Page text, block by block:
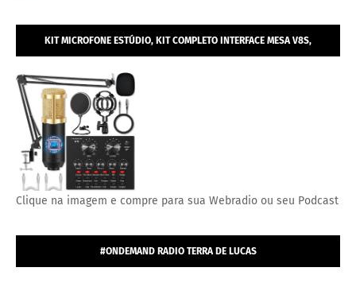
KIT MICROFONE ESTÚDIO, KIT COMPLETO INTERFACE MESA V8S,
MICROFONE ESTÚDIO PROFISSIONAL CONDENSADOR.
Clique na imagem e compre para sua Webradio ou seu Podcast
#ONDEMAND RADIO TERRA DE LUCAS